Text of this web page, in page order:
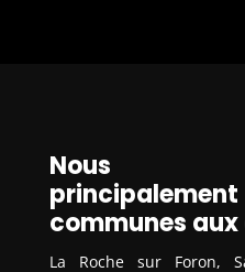
Nous
communes
La Roche sur Foron,